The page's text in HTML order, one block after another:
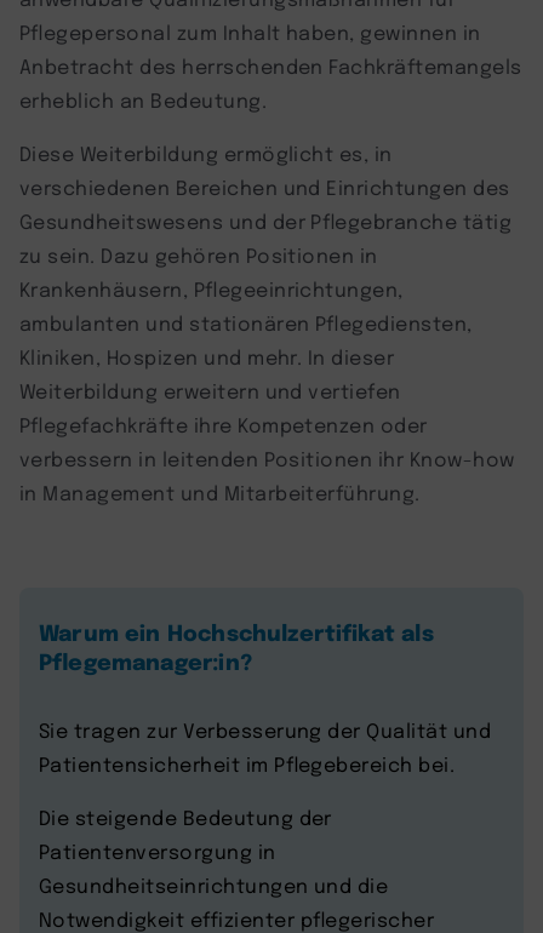
Pflegepersonal zum Inhalt haben, gewinnen in
Anbetracht des herrschenden Fachkräftemangels
erheblich an Bedeutung.
Diese Weiterbildung ermöglicht es, in
verschiedenen Bereichen und Einrichtungen des
Gesundheitswesens und der Pflegebranche tätig
zu sein. Dazu gehören Positionen in
Krankenhäusern, Pflegeeinrichtungen,
ambulanten und stationären Pflegediensten,
Kliniken, Hospizen und mehr. In dieser
Weiterbildung erweitern und vertiefen
Pflegefachkräfte ihre Kompetenzen oder
verbessern in leitenden Positionen ihr Know-how
in Management und Mitarbeiterführung.
Warum ein Hochschulzertifikat als
Pflegemanager:in?
Sie tragen zur Verbesserung der Qualität und
Patientensicherheit im Pflegebereich bei.
Die steigende Bedeutung der
Patientenversorgung in
Gesundheitseinrichtungen und die
Notwendigkeit effizienter pflegerischer